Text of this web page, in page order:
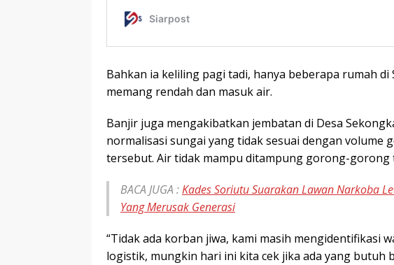
Bahkan ia keliling pagi tadi, hanya beberapa rumah
memang rendah dan masuk air.
Banjir juga mengakibatkan jembatan di Desa
normalisasi sungai yang tidak sesuai dengan volume
tersebut. Air tidak mampu ditampung gorong-gorong
BACA JUGA :Kades Soriutu Suarakan Lawan Narkoba
Yang Merusak Generasi
“Tidak ada korban jiwa, kami masih mengidentifikasi
logistik, mungkin hari ini kita cek jika ada yang butuh